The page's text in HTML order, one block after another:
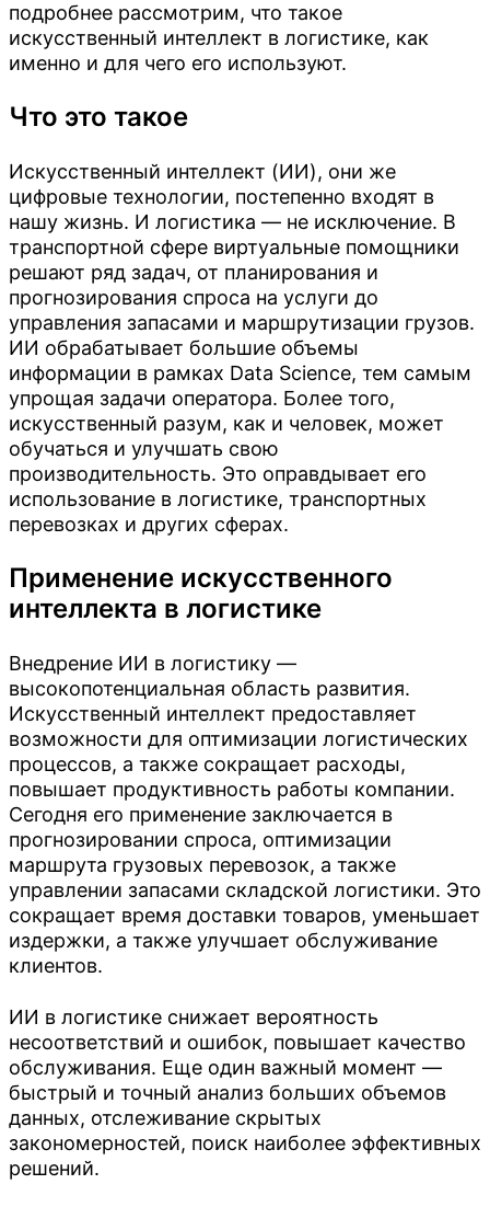
подробнее рассмотрим, что такое
искусственный интеллект в логистике, как
именно и для чего его используют.
Что это такое
Искусственный интеллект (ИИ), они же
цифровые технологии, постепенно входят в
нашу жизнь. И логистика — не исключение. В
транспортной сфере виртуальные помощники
решают ряд задач, от планирования и
прогнозирования спроса на услуги до
управления запасами и маршрутизации грузов.
ИИ обрабатывает большие объемы
информации в рамках Data Science, тем самым
упрощая задачи оператора. Более того,
искусственный разум, как и человек, может
обучаться и улучшать свою
производительность. Это оправдывает его
использование в логистике, транспортных
перевозках и других сферах.
Применение искусственного
интеллекта в логистике
Внедрение ИИ в логистику —
высокопотенциальная область развития.
Искусственный интеллект предоставляет
возможности для оптимизации логистических
процессов, а также сокращает расходы,
повышает продуктивность работы компании.
Сегодня его применение заключается в
прогнозировании спроса, оптимизации
маршрута грузовых перевозок, а также
управлении запасами складской логистики. Это
сокращает время доставки товаров, уменьшает
издержки, а также улучшает обслуживание
клиентов.
ИИ в логистике снижает вероятность
несоответствий и ошибок, повышает качество
обслуживания. Еще один важный момент —
быстрый и точный анализ больших объемов
данных, отслеживание скрытых
закономерностей, поиск наиболее эффективных
решений.